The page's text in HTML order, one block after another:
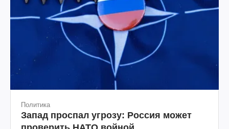
Политика
Запад проспал угрозу: Россия может